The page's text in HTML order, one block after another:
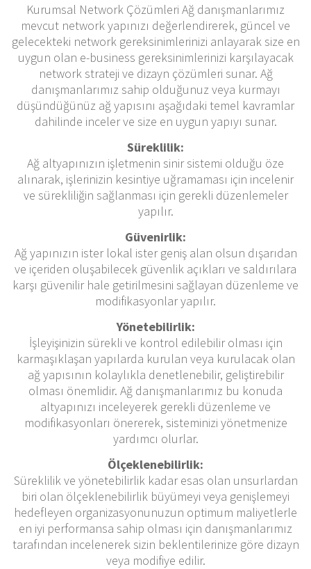
Kurumsal Network Çözümleri Ağ danışmanlarımız
mevcut network yapınızı değerlendirerek, güncel ve
gelecekteki network gereksinimlerinizi anlayarak size en
uygun olan e-business gereksinimlerinizi karşılayacak
network strateji ve dizayn çözümleri sunar. Ağ
danışmanlarımız sahip olduğunuz veya kurmayı
düşündüğünüz ağ yapısını aşağıdaki temel kavramlar
dahilinde inceler ve size en uygun yapıyı sunar.
Süreklilik:
Ağ altyapınızın işletmenin sinir sistemi olduğu öze
alınarak, işlerinizin kesintiye uğramaması için incelenir
ve sürekliliğin sağlanması için gerekli düzenlemeler
yapılır.
Güvenirlik:
Ağ yapınızın ister lokal ister geniş alan olsun dışarıdan
ve içeriden oluşabilecek güvenlik açıkları ve saldırılara
karşı güvenilir hale getirilmesini sağlayan düzenleme ve
modifikasyonlar yapılır.
Yönetebilirlik:
İşleyişinizin sürekli ve kontrol edilebilir olması için
karmaşıklaşan yapılarda kurulan veya kurulacak olan
ağ yapısının kolaylıkla denetlenebilir, geliştirebilir
olması önemlidir. Ağ danışmanlarımız bu konuda
altyapınızı inceleyerek gerekli düzenleme ve
modifikasyonları önererek, sisteminizi yönetmenize
yardımcı olurlar.
Ölçeklenebilirlik:
Süreklilik ve yönetebilirlik kadar esas olan unsurlardan
biri olan ölçeklenebilirlik büyümeyi veya genişlemeyi
hedefleyen organizasyonunuzun optimum maliyetlerle
en iyi performansa sahip olması için danışmanlarımız
tarafından incelenerek sizin beklentilerinize göre dizayn
veya modifiye edilir.